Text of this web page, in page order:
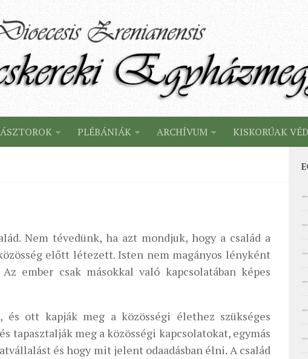
PLÉBÁNIÁK ARCHÍVUM KISKORÚAK
Nem tévedünk, ha azt mondjuk, hogy a család a
előtt létezett. Isten nem magányos lényként
ember csak másokkal való kapcsolatában képes
ott kapják meg a közösségi élethez szükséges
tapasztalják meg a közösségi kapcsolatokat, egymás
és hogy mit jelent odaadásban élni. A család